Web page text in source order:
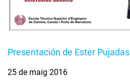
Presentación de Ester Pujadas
25 de maig 2016